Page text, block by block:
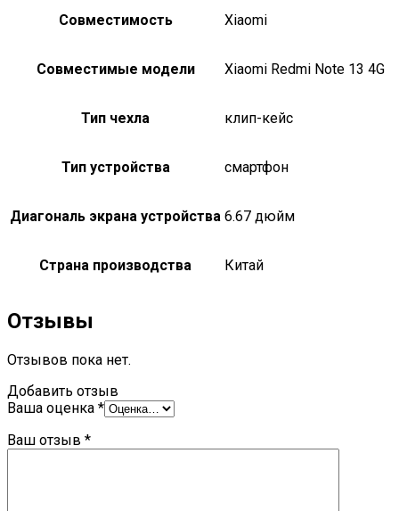
Совместимость Xiaomi
Совместимые модели Xiaomi Redmi Note 13 4G
Тип чехла клип-кейс
Тип устройства смартфон
Диагональ экрана устройства 6.67 дюйм
Страна производства Китай
Отзывы
Отзывов пока нет.
Добавить отзыв
Ваша оценка *
Ваш отзыв *